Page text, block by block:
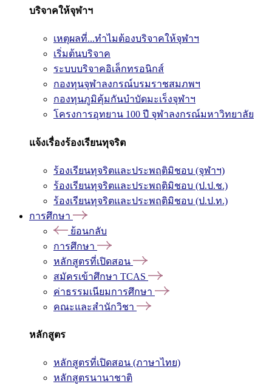
บริจาคให้จุฬาฯ
เหตุผลที่...ทำไมต้องบริจาคให้จุฬาฯ
เริ่มต้นบริจาค
ระบบบริจาคอิเล็กทรอนิกส์
กองทุนจุฬาลงกรณ์บรมราชสมภพฯ
กองทุนภูมิคุ้มกันบำบัดมะเร็งจุฬาฯ
โครงการอุทยาน 100 ปี จุฬาลงกรณ์มหาวิทยาลัย
แจ้งเรื่องร้องเรียนทุจริต
ร้องเรียนทุจริตและประพฤติมิชอบ (จุฬาฯ)
ร้องเรียนทุจริตและประพฤติมิชอบ (ป.ป.ช.)
ร้องเรียนทุจริตและประพฤติมิชอบ (ป.ป.ท.)
การศึกษา
ย้อนกลับ
การศึกษา
หลักสูตรที่เปิดสอน
สมัครเข้าศึกษา TCAS
ค่าธรรมเนียมการศึกษา
คณะและสำนักวิชา
หลักสูตร
หลักสูตรที่เปิดสอน (ภาษาไทย)
หลักสูตรนานาชาติ